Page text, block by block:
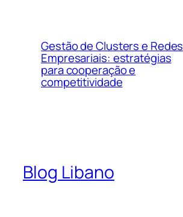
Gestão de Clusters e Redes
Empresariais: estratégias
para cooperação e
competitividade
Blog Libano